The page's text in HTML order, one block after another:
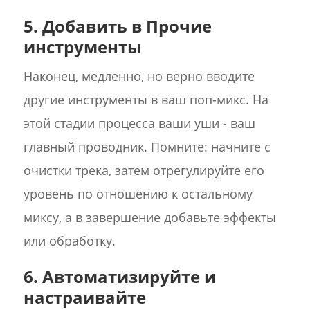
5. Добавить в Прочие
инструменты
Наконец, медленно, но верно вводите
другие инструменты в ваш поп-микс. На
этой стадии процесса ваши уши - ваш
главный проводник. Помните: начните с
очистки трека, затем отрегулируйте его
уровень по отношению к остальному
миксу, а в завершение добавьте эффекты
или обработку.
6. Автоматизируйте и
настраивайте